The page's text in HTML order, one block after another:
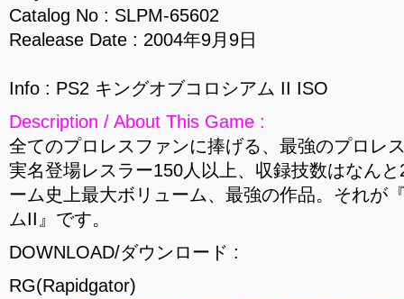
Catalog No : SLPM-65602
Realease Date : 2004年9月9日
Info : PS2 キングオブコロシアム II ISO
Description / About This Game :
全てのプロレスファンに捧げる、最強のプロレ
実名登場レスラー150人以上、収録技数はなん
ーム史上最大ボリューム、最強の作品。それが
ムII』です。
DOWNLOAD/ダウンロード :
RG(Rapidgator)